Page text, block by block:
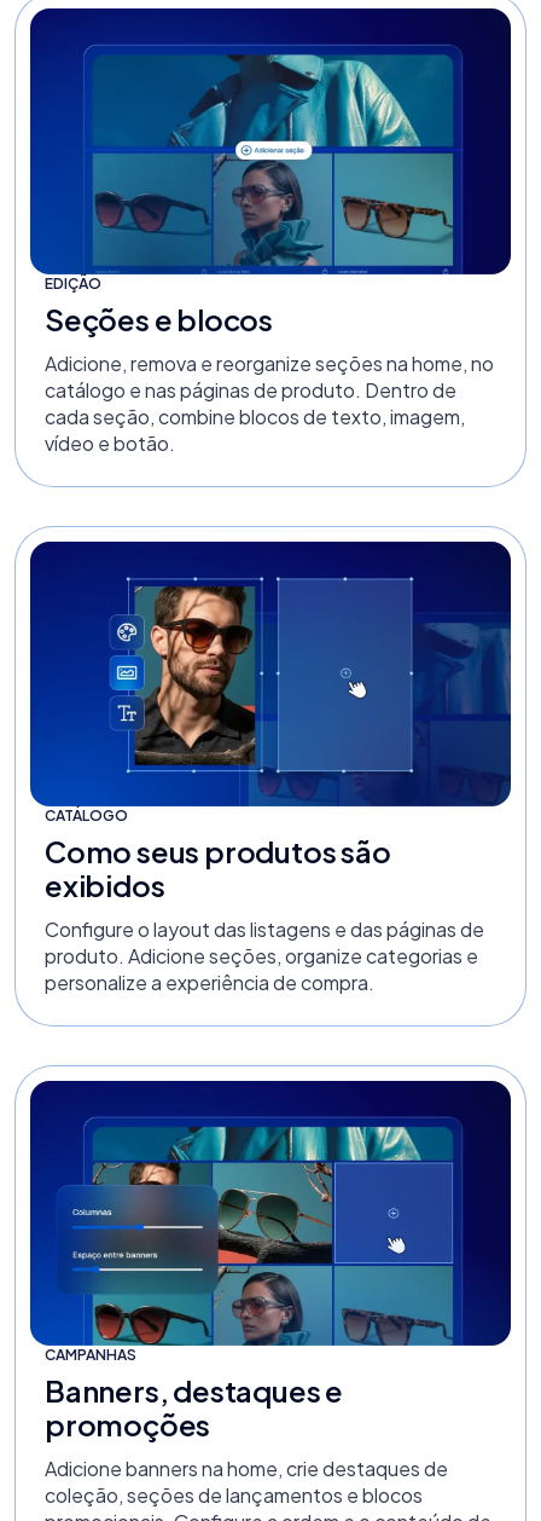
EDIÇÃO
Seções e blocos
Adicione, remova e reorganize seções na home, no
catálogo e nas páginas de produto. Dentro de
cada seção, combine blocos de texto, imagem,
vídeo e botão.
CATÁLOGO
Como seus produtos são
exibidos
Configure o layout das listagens e das páginas de
produto. Adicione seções, organize categorias e
personalize a experiência de compra.
CAMPANHAS
Banners, destaques e
promoções
Adicione banners na home, crie destaques de
coleção, seções de lançamentos e blocos